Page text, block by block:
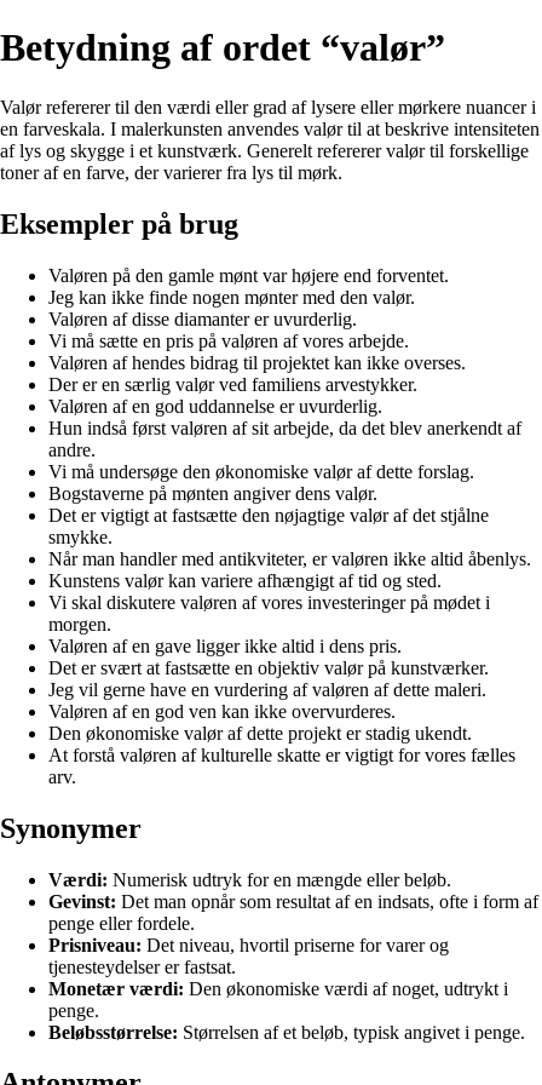
Betydning af ordet “valør”
Valør refererer til den værdi eller grad af lysere eller mørkere nuancer i
en farveskala. I malerkunsten anvendes valør til at beskrive intensiteten
af lys og skygge i et kunstværk. Generelt refererer valør til forskellige
toner af en farve, der varierer fra lys til mørk.
Eksempler på brug
Valøren på den gamle mønt var højere end forventet.
Jeg kan ikke finde nogen mønter med den valør.
Valøren af disse diamanter er uvurderlig.
Vi må sætte en pris på valøren af vores arbejde.
Valøren af hendes bidrag til projektet kan ikke overses.
Der er en særlig valør ved familiens arvestykker.
Valøren af en god uddannelse er uvurderlig.
Hun indså først valøren af sit arbejde, da det blev anerkendt af
andre.
Vi må undersøge den økonomiske valør af dette forslag.
Bogstaverne på mønten angiver dens valør.
Det er vigtigt at fastsætte den nøjagtige valør af det stjålne
smykke.
Når man handler med antikviteter, er valøren ikke altid åbenlys.
Kunstens valør kan variere afhængigt af tid og sted.
Vi skal diskutere valøren af vores investeringer på mødet i
morgen.
Valøren af en gave ligger ikke altid i dens pris.
Det er svært at fastsætte en objektiv valør på kunstværker.
Jeg vil gerne have en vurdering af valøren af dette maleri.
Valøren af en god ven kan ikke overvurderes.
Den økonomiske valør af dette projekt er stadig ukendt.
At forstå valøren af kulturelle skatte er vigtigt for vores fælles
arv.
Synonymer
Værdi: Numerisk udtryk for en mængde eller beløb.
Gevinst: Det man opnår som resultat af en indsats, ofte i form af
penge eller fordele.
Prisniveau: Det niveau, hvortil priserne for varer og
tjenesteydelser er fastsat.
Monetær værdi: Den økonomiske værdi af noget, udtrykt i
penge.
Beløbsstørrelse: Størrelsen af et beløb, typisk angivet i penge.